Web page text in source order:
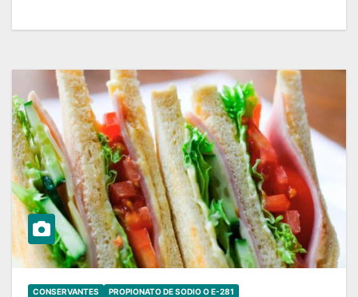
CONSERVANTES
PROPIONATO DE SODIO O E-281